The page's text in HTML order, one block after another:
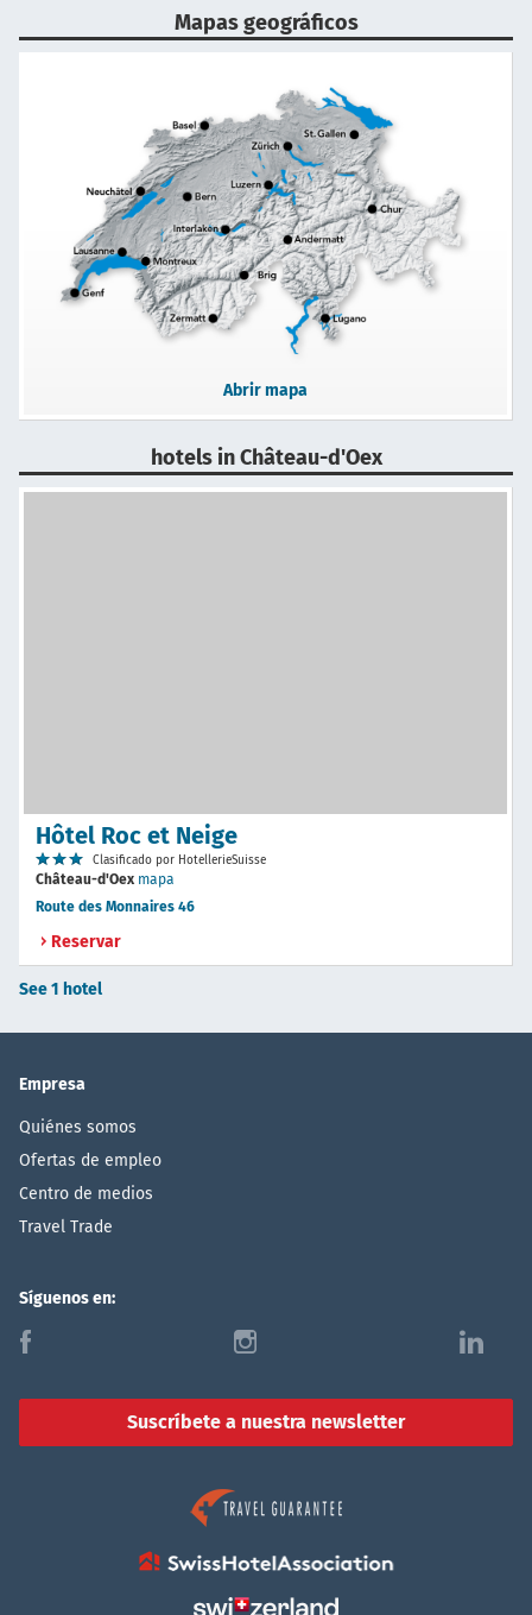
Mapas geográficos
Abrir mapa
hotels in Château-d'Oex
Hôtel Roc et Neige
Clasificado por HotellerieSuisse
Château-d'Oex mapa
Route des Monnaires 46
Reservar
See 1 hotel
Empresa
Quiénes somos
Ofertas de empleo
Centro de medios
Travel Trade
Síguenos en:
f i l
Suscríbete a nuestra newsletter